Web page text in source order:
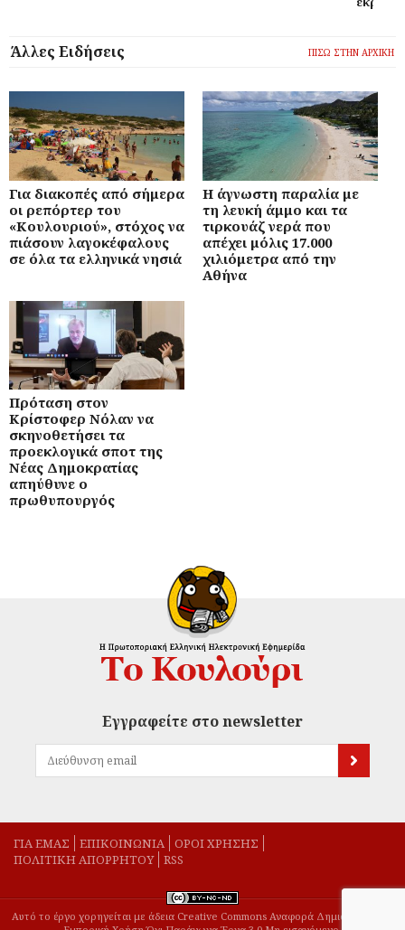
Άλλες Ειδήσεις ΠΙΣΩ ΣΤΗΝ ΑΡΧΙΚΗ
Για διακοπές από σήμερα
οι ρεπόρτερ του
«Κουλουριού», στόχος να
πιάσουν λαγοκέφαλους
σε όλα τα ελληνικά νησιά
Η άγνωστη παραλία με
τη λευκή άμμο και τα
τιρκουάζ νερά που
απέχει μόλις 17.000
χιλιόμετρα από την
Αθήνα
Πρόταση στον
Κρίστοφερ Νόλαν να
σκηνοθετήσει τα
προεκλογικά σποτ της
Νέας Δημοκρατίας
απηύθυνε ο
πρωθυπουργός
Εγγραφείτε στο newsletter
ΓΙΑ ΕΜΑΣ EΠΙΚΟΙΝΩΝΙΑ
ΟΡΟΙ ΧΡΗΣΗΣ
ΠΟΛΙΤΙΚΗ ΑΠΟΡΡΗΤΟΥ
RSS
Αυτό το έργο χορηγείται με άδεια Creative Commons Αναφορά Δημιουργού-Μη